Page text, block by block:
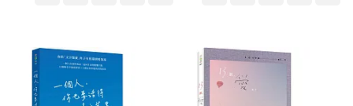
HOBBY JAPAN(6)
知翎文化(13) 八旗文化(12)
其他 (可複選)